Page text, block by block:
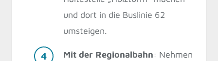
und dort in die Buslinie 62
umsteigen.
Mit der Regionalbahn: Nehmen